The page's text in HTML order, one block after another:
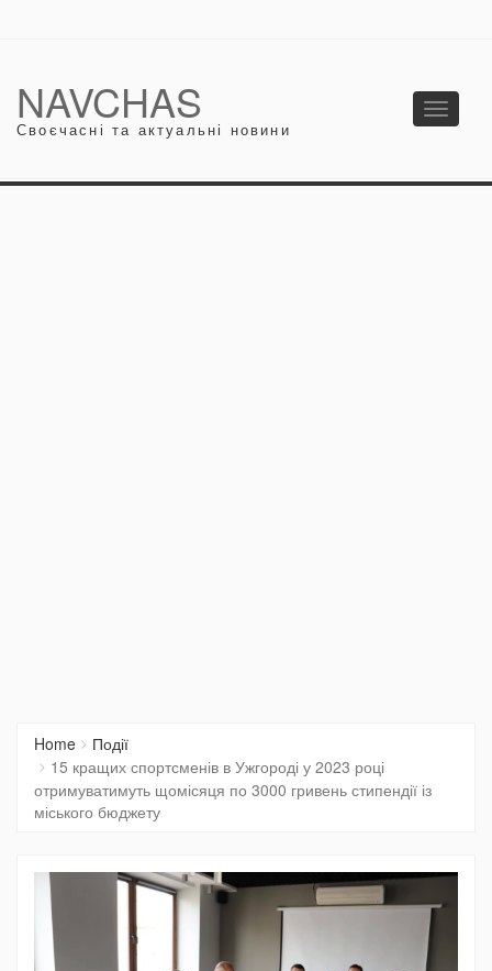
NAVCHAS
Своєчасні та актуальні новини
Toggle
Home
Події
15 кращих спортсменів в Ужгороді у 2023 році
отримуватимуть щомісяця по 3000 гривень стипендії із
міського бюджету